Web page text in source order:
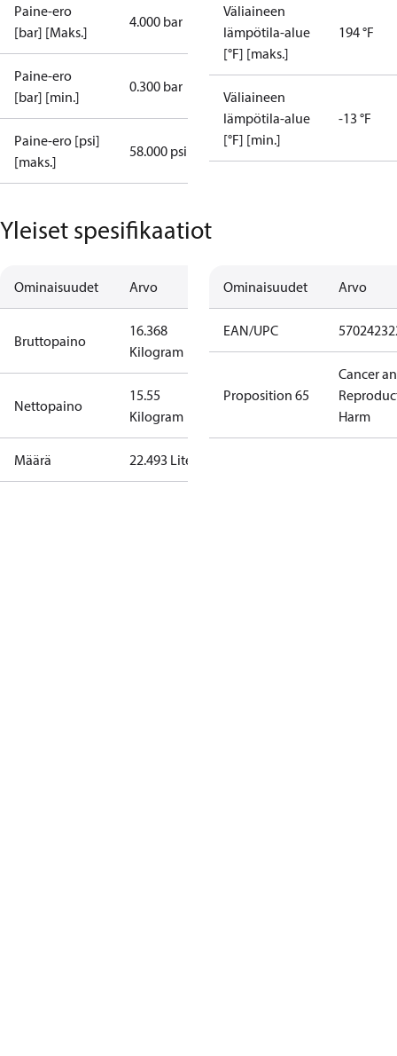
Paine-ero
[bar] [Maks.]
4.000 bar
Paine-ero
[bar] [min.]
0.300 bar
Paine-ero [psi]
[maks.]
58.000 psi
Väliaineen
lämpötila-alue
[°F] [maks.]
194 °F
Väliaineen
lämpötila-alue
[°F] [min.]
-13 °F
Yleiset spesifikaatiot
Ominaisuudet Arvo
Bruttopaino
16.368
Kilogram
Nettopaino
15.55
Kilogram
Määrä 22.493 Liter
Ominaisuudet Arvo
EAN/UPC
Proposition 65
Cancer
Harm